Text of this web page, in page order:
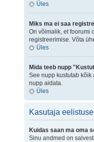
Üles
Miks ma ei saa
On võimalik, et foorumi
registreerimise. Võta
Üles
Mida teeb nupp
See nupp kustutab
nupp aidata.
Üles
Kasutaja
Kuidas saan ma oma
Sinu andmed on